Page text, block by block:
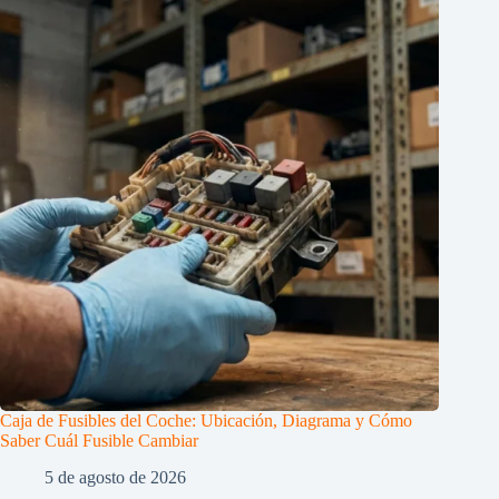
Caja de Fusibles del Coche: Ubicación, Diagrama y Cómo
Saber Cuál Fusible Cambiar
5 de agosto de 2026